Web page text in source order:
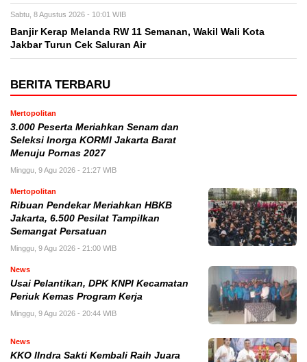
Sabtu, 8 Agustus 2026 - 10:01 WIB
Banjir Kerap Melanda RW 11 Semanan, Wakil Wali Kota
Jakbar Turun Cek Saluran Air
BERITA TERBARU
Mertopolitan
3.000 Peserta Meriahkan Senam dan
Seleksi Inorga KORMI Jakarta Barat
Menuju Pornas 2027
Minggu, 9 Agu 2026 - 21:27 WIB
Mertopolitan
Ribuan Pendekar Meriahkan HBKB
Jakarta, 6.500 Pesilat Tampilkan
Semangat Persatuan
Minggu, 9 Agu 2026 - 21:00 WIB
News
Usai Pelantikan, DPK KNPI Kecamatan
Periuk Kemas Program Kerja
Minggu, 9 Agu 2026 - 20:44 WIB
News
KKO IIndra Sakti Kembali Raih Juara